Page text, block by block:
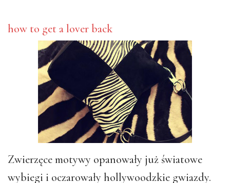
how to get a lover back
Zwierzęce motywy opanowały już światowe
wybiegi i oczarowały hollywoodzkie gwiazdy.